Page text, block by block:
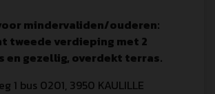
mindervaliden/ouderen:
tweede verdieping met 2
en gezellig, overdekt terras.
1 bus 0201, 3950 KAULILLE